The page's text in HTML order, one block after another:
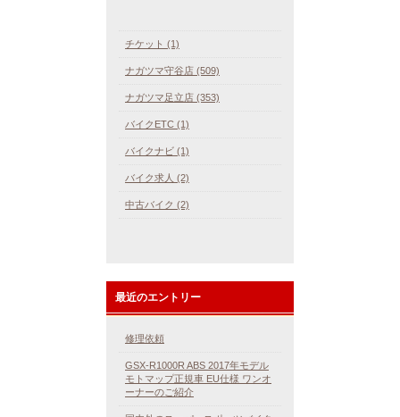
チケット (1)
ナガツマ守谷店 (509)
ナガツマ足立店 (353)
バイクETC (1)
バイクナビ (1)
バイク求人 (2)
中古バイク (2)
最近のエントリー
修理依頼
GSX-R1000R ABS 2017年モデル
モトマップ正規車 EU仕様 ワンオ
ーナーのご紹介